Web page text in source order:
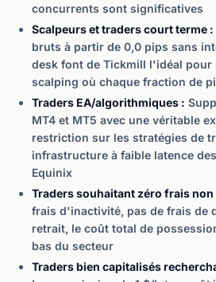
concurrents sont significatives
Scalpeurs et traders court terme :
bruts à partir de 0,0 pips sans
desk font de Tickmill l'idéal pour
scalping où chaque fraction de
Traders EA/algorithmiques :
MT4 et MT5 avec une véritable
restriction sur les stratégies de
infrastructure à faible latence
Equinix
Traders souhaitant zéro frais non
frais d'inactivité, pas de frais de
retrait, le coût total de
bas du secteur
Traders bien capitalisés